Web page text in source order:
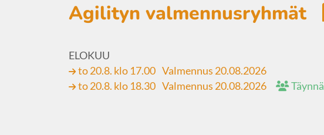
Agilityn valmennusryhmät
ELOKUU
to 20.8. klo 17.00 Valmennus 20.08.2026
to 20.8. klo 18.30 Valmennus 20.08.2026 Täynnä